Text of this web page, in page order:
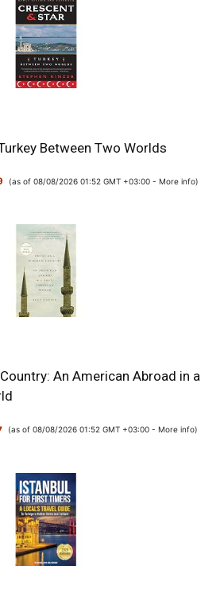
Between Two Worlds
(as of 08/08/2026 01:52 GMT +03:00 - More info)
An American Abroad in a
(as of 08/08/2026 01:52 GMT +03:00 - More info)